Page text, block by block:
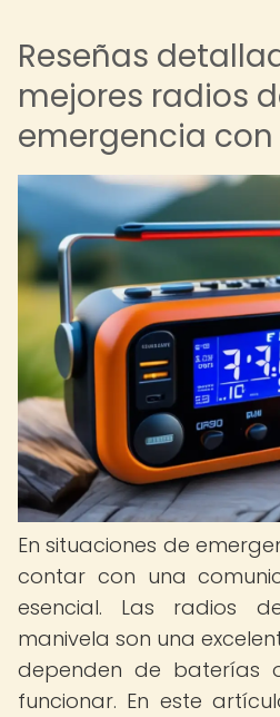
Reseñas
mejores radios
emergencia
En situaciones de
contar con una
esencial. Las radios
manivela son una
dependen de baterías
funcionar. En este